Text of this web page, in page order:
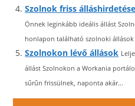
Szolnok friss
Önnek leginkább ideális állást
honlapon található szolnoki
Szolnokon lévő állások
állást Szolnokon a Workania
sűrűn frissülnek, naponta akár...